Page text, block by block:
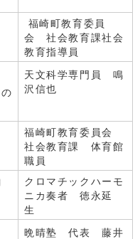
福崎町教育委員
会 社会教育課社会
教育指導員
天文科学専門員 鳴
沢信也
福崎町教育委員会
社会教育課 体育館
職員
クロマチックハーモ
ニカ奏者 徳永延
生
晩晴塾 代表 藤井